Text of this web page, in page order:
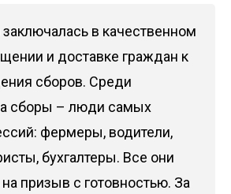
в качественном
и доставке граждан к
сборов. Среди
сборы – люди самых
фермеры, водители,
бухгалтеры. Все они
призыв с готовностью. За